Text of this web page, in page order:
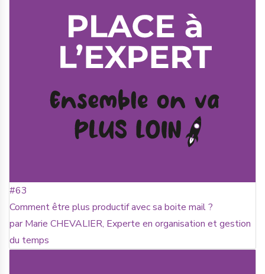
#63
Comment être plus productif avec sa boite mail ?
par Marie CHEVALIER, Experte en organisation et gestion
du temps